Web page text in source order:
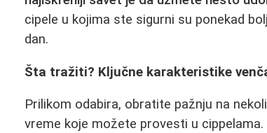
cipele u kojima ste sigurni su ponekad
dan.
Šta tražiti? Ključne karakteristike
Prilikom odabira, obratite pažnju na
vreme koje možete provesti u cippelama.